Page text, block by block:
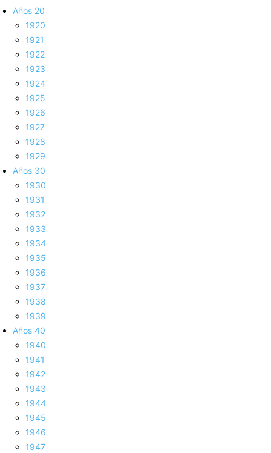
Años 20
1920
1921
1922
1923
1924
1925
1926
1927
1928
1929
Años 30
1930
1931
1932
1933
1934
1935
1936
1937
1938
1939
Años 40
1940
1941
1942
1943
1944
1945
1946
1947